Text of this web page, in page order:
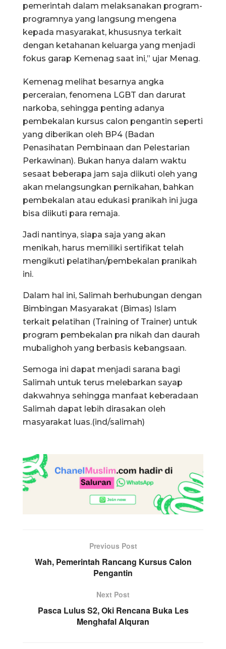
pemerintah dalam melaksanakan program-
programnya yang langsung mengena
kepada masyarakat, khususnya terkait
dengan ketahanan keluarga yang menjadi
fokus garap Kemenag saat ini,” ujar Menag.
Kemenag melihat besarnya angka
perceraian, fenomena LGBT dan darurat
narkoba, sehingga penting adanya
pembekalan kursus calon pengantin seperti
yang diberikan oleh BP4 (Badan
Penasihatan Pembinaan dan Pelestarian
Perkawinan). Bukan hanya dalam waktu
sesaat beberapa jam saja diikuti oleh yang
akan melangsungkan pernikahan, bahkan
pembekalan atau edukasi pranikah ini juga
bisa diikuti para remaja.
Jadi nantinya, siapa saja yang akan
menikah, harus memiliki sertifikat telah
mengikuti pelatihan/pembekalan pranikah
ini.
Dalam hal ini, Salimah berhubungan dengan
Bimbingan Masyarakat (Bimas) Islam
terkait pelatihan (Training of Trainer) untuk
program pembekalan pra nikah dan daurah
mubalighoh yang berbasis kebangsaan.
Semoga ini dapat menjadi sarana bagi
Salimah untuk terus melebarkan sayap
dakwahnya sehingga manfaat keberadaan
Salimah dapat lebih dirasakan oleh
masyarakat luas.(ind/salimah)
Previous Post
Wah, Pemerintah Rancang Kursus Calon
Pengantin
Next Post
Pasca Lulus S2, Oki Rencana Buka Les
Menghafal Alquran